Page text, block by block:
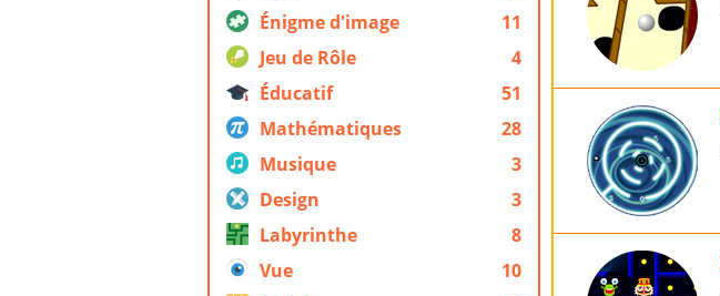
Énigme d'image
11
Jeu de Rôle
4
Éducatif
51
Mathématiques
28
Musique
3
Design
3
Labyrinthe
8
Vue
10